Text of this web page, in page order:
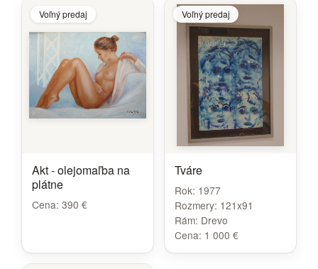
Voľný predaj
Akt - olejomaľba na
plátne
Cena: 390 €
Voľný predaj
Tváre
Rok: 1977
Rozmery: 121x91
Rám: Drevo
Cena: 1 000 €